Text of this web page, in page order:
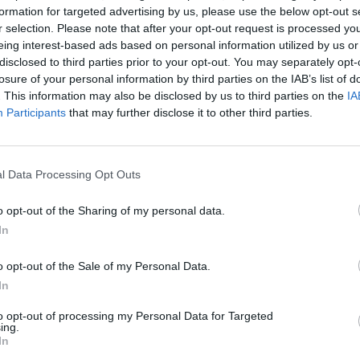
for targeted advertising by us, please use the below opt-out
selection. Please note that after your opt-out request is processed
interest-based ads based on personal information utilized by us
to third parties prior to your opt-out. You may separately
of your personal information by third parties on the IAB’s list of
This information may also be disclosed by us to third parties on the
Participants that may further disclose it to other third parties.
Data Processing Opt Outs
opt-out of the Sharing of my personal data.
opt-out of the Sale of my Personal Data.
opt-out of processing my Personal Data for Targeted
készülnek arra, hogy az új görög fizetőeszközzel
a Reuters. A hírügynökség cikke azt is megjegyzi,
kereskedési rendszeréből a drachmát, miután
a fizetőeszköz cseréjére és a legutóbbi görögországi politikai
ezen a téren. Elmondása szerint a pénzintézetek
portfolio.hu hírarchívumához tartozik, melynek olvasása